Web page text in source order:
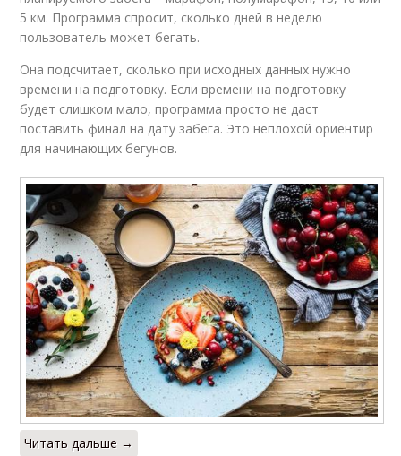
5 км. Программа спросит, сколько дней в неделю
пользователь может бегать.
Она подсчитает, сколько при исходных данных нужно
времени на подготовку. Если времени на подготовку
будет слишком мало, программа просто не даст
поставить финал на дату забега. Это неплохой ориентир
для начинающих бегунов.
Читать дальше →